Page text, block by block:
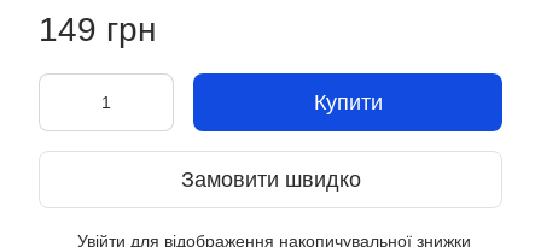
149 грн
Купити
Замовити швидко
Увійти для відображення накопичувальної знижки